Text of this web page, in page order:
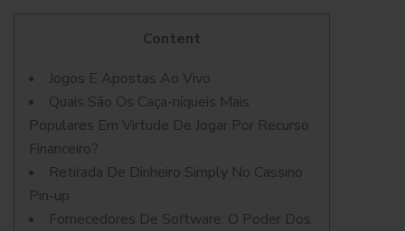
Content
Jogos E Apostas Ao Vivo
Quais São Os Caça-níqueis Mais
Populares Em Virtude De Jogar Por Recurso
Financeiro?
Retirada De Dinheiro Simply No Cassino
Pin-up
Fornecedores De Software: O Poder Dos